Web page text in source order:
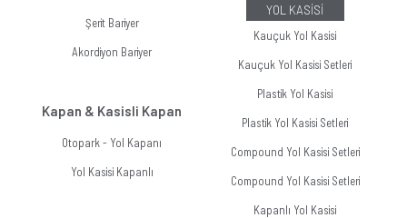
Şerit Bariyer
Akordiyon Bariyer
Kapan & Kasisli Kapan
Otopark - Yol Kapanı
Yol Kasisi Kapanlı
YOL KASİSİ
Kauçuk Yol Kasisi
Kauçuk Yol Kasisi Setleri
Plastik Yol Kasisi
Plastik Yol Kasisi Setleri
Compound Yol Kasisi Setleri
Compound Yol Kasisi Setleri
Kapanlı Yol Kasisi